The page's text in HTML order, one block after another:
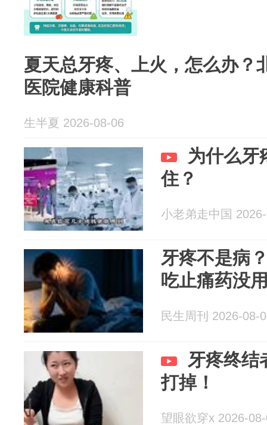
夏天总牙疼、上火，怎么办？
医院健康科普
生半夏 2026-08-06
为什么牙
住？
小老弟走中国
牙疼不是病
吃止痛药没
民生周刊 2026-08-
牙疼终结
打掉！
望眼欲穿x 2026-